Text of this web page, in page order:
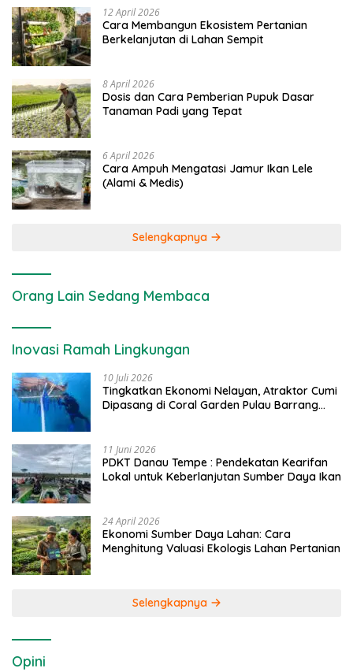
12 April 2026
Cara Membangun Ekosistem Pertanian
Berkelanjutan di Lahan Sempit
8 April 2026
Dosis dan Cara Pemberian Pupuk Dasar
Tanaman Padi yang Tepat
6 April 2026
Cara Ampuh Mengatasi Jamur Ikan Lele
(Alami & Medis)
Selengkapnya
Orang Lain Sedang Membaca
Inovasi Ramah Lingkungan
10 Juli 2026
Tingkatkan Ekonomi Nelayan, Atraktor Cumi
Dipasang di Coral Garden Pulau Barrang
11 Juni 2026
PDKT Danau Tempe : Pendekatan Kearifan
Lokal untuk Keberlanjutan Sumber Daya Ikan
24 April 2026
Ekonomi Sumber Daya Lahan: Cara
Menghitung Valuasi Ekologis Lahan Pertanian
Selengkapnya
Opini